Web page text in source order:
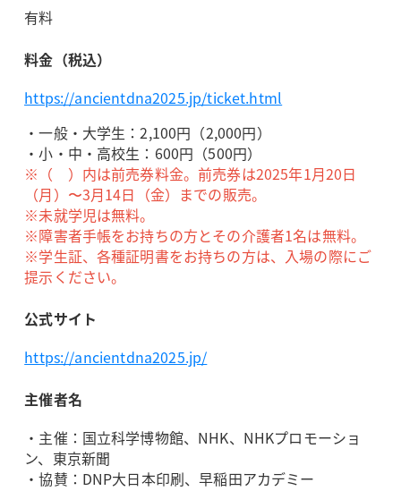
有料
料金（税込）
https://ancientdna2025.jp/ticket.html
・一般・大学生：2,100円（2,000円）
・小・中・高校生：600円（500円）
※（ ）内は前売券料金。前売券は2025年1月20日
（月）〜3月14日（金）までの販売。
※未就学児は無料。
※障害者手帳をお持ちの方とその介護者1名は無料。
※学生証、各種証明書をお持ちの方は、入場の際にご
提示ください。
公式サイト
https://ancientdna2025.jp/
主催者名
・主催：国立科学博物館、NHK、NHKプロモーショ
ン、東京新聞
・協賛：DNP大日本印刷、早稲田アカデミー